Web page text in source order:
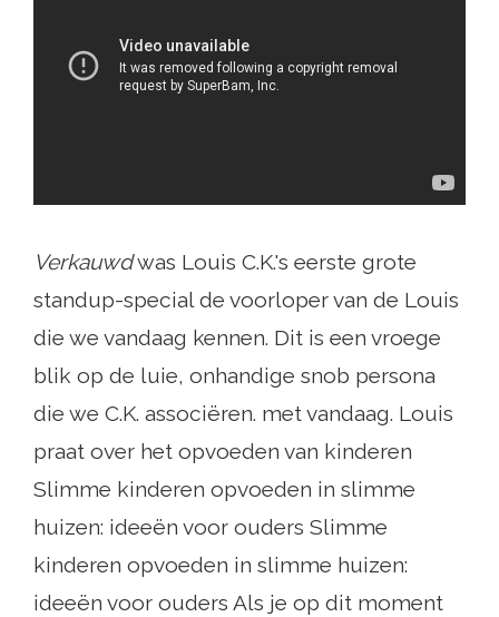
Verkauwdwas Louis C.K.'s eerste grote
standup-special de voorloper van de Louis
die we vandaag kennen. Dit is een vroege
blik op de luie, onhandige snob persona
die we C.K. associëren. met vandaag. Louis
praat over het opvoeden van kinderen
Slimme kinderen opvoeden in slimme
huizen: ideeën voor ouders Slimme
kinderen opvoeden in slimme huizen:
ideeën voor ouders Als je op dit moment